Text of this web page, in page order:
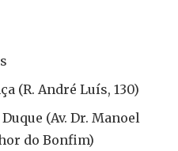
(R. André Luís, 130)
(Av. Dr. Manoel
do Bonfim)